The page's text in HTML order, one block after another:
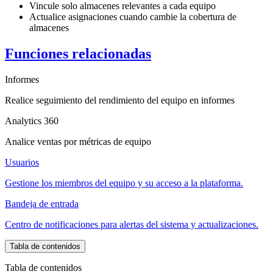
Vincule solo almacenes relevantes a cada equipo
Actualice asignaciones cuando cambie la cobertura de
almacenes
Funciones relacionadas
Informes
Realice seguimiento del rendimiento del equipo en informes
Analytics 360
Analice ventas por métricas de equipo
Usuarios
Gestione los miembros del equipo y su acceso a la plataforma.
Bandeja de entrada
Centro de notificaciones para alertas del sistema y actualizaciones.
Tabla de contenidos
Tabla de contenidos